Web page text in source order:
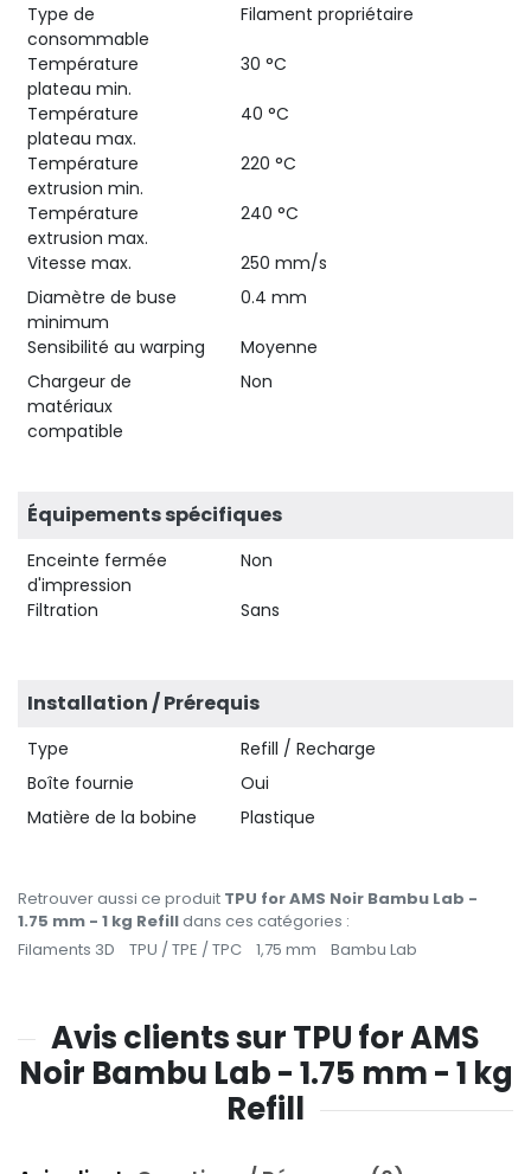
Type de
consommable
Filament propriétaire
Température
plateau min.
30 °C
Température
plateau max.
40 °C
Température
extrusion min.
220 °C
Température
extrusion max.
240 °C
Vitesse max.
250 mm/s
Diamètre de buse
minimum
0.4 mm
Sensibilité au warping
Moyenne
Chargeur de
matériaux
compatible
Non
Équipements spécifiques
Enceinte fermée
d'impression
Non
Filtration Sans
Installation / Prérequis
Type
Refill / Recharge
Boîte fournie
Oui
Matière de la bobine
Plastique
Retrouver aussi ce produit TPU for AMS Noir Bambu Lab -
1.75 mm - 1 kg Refilldans ces catégories :
Filaments 3D
TPU / TPE / TPC 1,75 mm Bambu Lab
Avis clients sur TPU for AMS
Noir Bambu Lab - 1.75 mm - 1 kg
Refill